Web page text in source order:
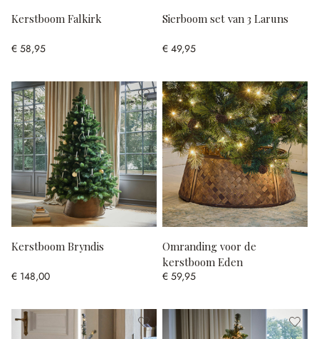
Kerstboom Falkirk
€ 58,95
Sierboom set van 3 Laruns
€ 49,95
Kerstboom Bryndis
€ 148,00
Omranding voor de
kerstboom Eden
€ 59,95